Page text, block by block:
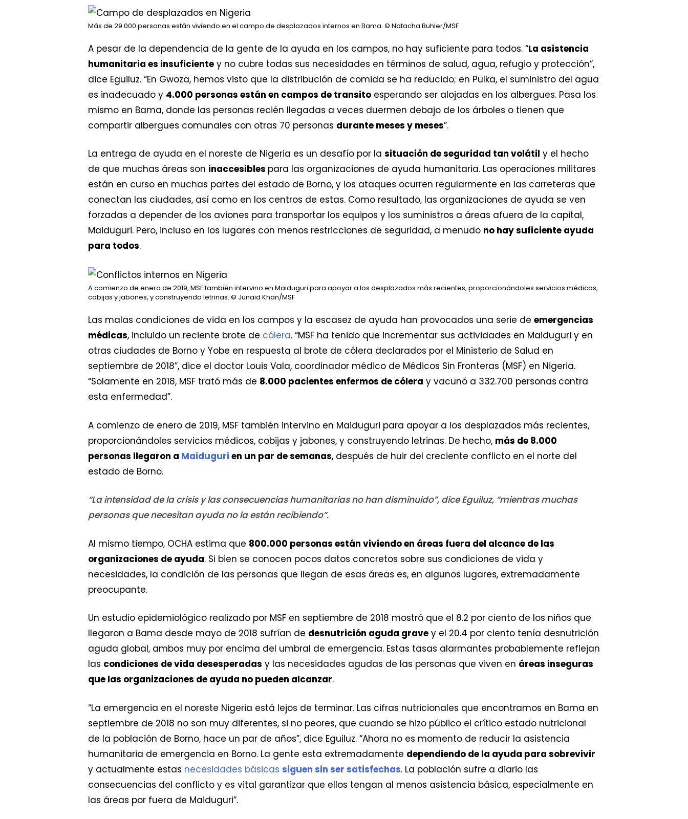
Más de 29.000 personas están viviendo en el campo de desplazados internos en Bama. © Natacha Buhler/MSF
A pesar de la dependencia de la gente de la ayuda en los campos, no hay suficiente para todos. “La asistencia
humanitaria es insuficiente y no cubre todas sus necesidades en términos de salud, agua, refugio y protección”,
dice Eguiluz. “En Gwoza, hemos visto que la distribución de comida se ha reducido; en Pulka, el suministro del agua
es inadecuado y 4.000 personas están en campos de transito esperando ser alojadas en los albergues. Pasa los
mismo en Bama, donde las personas recién llegadas a veces duermen debajo de los árboles o tienen que
compartir albergues comunales con otras 70 personas durante meses y meses”.
La entrega de ayuda en el noreste de Nigeria es un desafío por la situación de seguridad tan volátil y el hecho
de que muchas áreas son inaccesibles para las organizaciones de ayuda humanitaria. Las operaciones militares
están en curso en muchas partes del estado de Borno, y los ataques ocurren regularmente en las carreteras que
conectan las ciudades, así como en los centros de estas. Como resultado, las organizaciones de ayuda se ven
forzadas a depender de los aviones para transportar los equipos y los suministros a áreas afuera de la capital,
Maiduguri. Pero, incluso en los lugares con menos restricciones de seguridad, a menudo no hay suficiente ayuda
para todos.
A comienzo de enero de 2019, MSF también intervino en Maiduguri para apoyar a los desplazados más recientes, proporcionándoles servicios médicos,
cobijas y jabones, y construyendo letrinas. © Junaid Khan/MSF
Las malas condiciones de vida en los campos y la escasez de ayuda han provocados una serie de emergencias
médicas, incluido un reciente brote de cólera. “MSF ha tenido que incrementar sus actividades en Maiduguri y en
otras ciudades de Borno y Yobe en respuesta al brote de cólera declarados por el Ministerio de Salud en
septiembre de 2018”, dice el doctor Louis Vala, coordinador médico de Médicos Sin Fronteras (MSF) en Nigeria.
“Solamente en 2018, MSF trató más de 8.000 pacientes enfermos de cólera y vacunó a 332.700 personas contra
esta enfermedad”.
A comienzo de enero de 2019, MSF también intervino en Maiduguri para apoyar a los desplazados más recientes,
proporcionándoles servicios médicos, cobijas y jabones, y construyendo letrinas. De hecho, más de 8.000
personas llegaron a Maiduguri en un par de semanas, después de huir del creciente conflicto en el norte del
estado de Borno.
“La intensidad de la crisis y las consecuencias humanitarias no han disminuido”, dice Eguiluz, “mientras muchas
personas que necesitan ayuda no la están recibiendo”.
Al mismo tiempo, OCHA estima que 800.000 personas están viviendo en áreas fuera del alcance de las
organizaciones de ayuda. Si bien se conocen pocos datos concretos sobre sus condiciones de vida y
necesidades, la condición de las personas que llegan de esas áreas es, en algunos lugares, extremadamente
preocupante.
Un estudio epidemiológico realizado por MSF en septiembre de 2018 mostró que el 8.2 por ciento de los niños que
llegaron a Bama desde mayo de 2018 sufrían de desnutrición aguda grave y el 20.4 por ciento tenía desnutrición
aguda global, ambos muy por encima del umbral de emergencia. Estas tasas alarmantes probablemente reflejan
las condiciones de vida desesperadas y las necesidades agudas de las personas que viven en áreas inseguras
que las organizaciones de ayuda no pueden alcanzar.
“La emergencia en el noreste Nigeria está lejos de terminar. Las cifras nutricionales que encontramos en Bama en
septiembre de 2018 no son muy diferentes, si no peores, que cuando se hizo público el crítico estado nutricional
de la población de Borno, hace un par de años”, dice Eguiluz. “Ahora no es momento de reducir la asistencia
humanitaria de emergencia en Borno. La gente esta extremadamente dependiendo de la ayuda para sobrevivir
y actualmente estas necesidades básicas siguen sin ser satisfechas. La población sufre a diario las
consecuencias del conflicto y es vital garantizar que ellos tengan al menos asistencia básica, especialmente en
las áreas por fuera de Maiduguri”.